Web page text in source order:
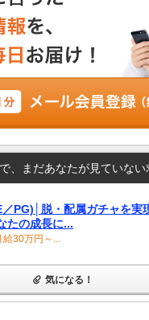
、まだあなたが見ていない
PG)│脱・配属ガチャを実
たの成長に...
30万円～...
気になる！